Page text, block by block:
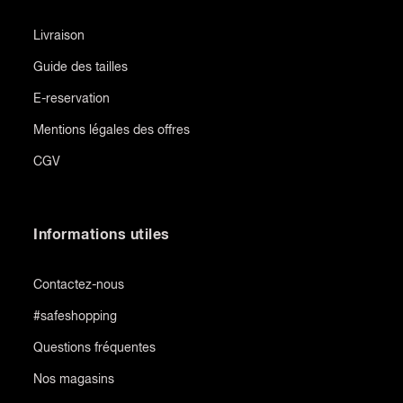
Livraison
Guide des tailles
E-reservation
Mentions légales des offres
CGV
Informations utiles
Contactez-nous
#safeshopping
Questions fréquentes
Nos magasins